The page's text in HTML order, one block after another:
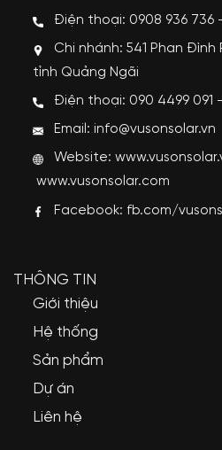
Điện thoại: 0908 936 736
Chi nhánh: 541 Phan Đình
tỉnh Quảng Ngãi
Điện thoại: 090 4499 091
Email: info@vusonsolar.vn
Website:
www.vusonsolar.com
Facebook: fb.com/
THÔNG TIN
Giới thiệu
Hệ thống
Sản phẩm
Dự án
Liên hệ